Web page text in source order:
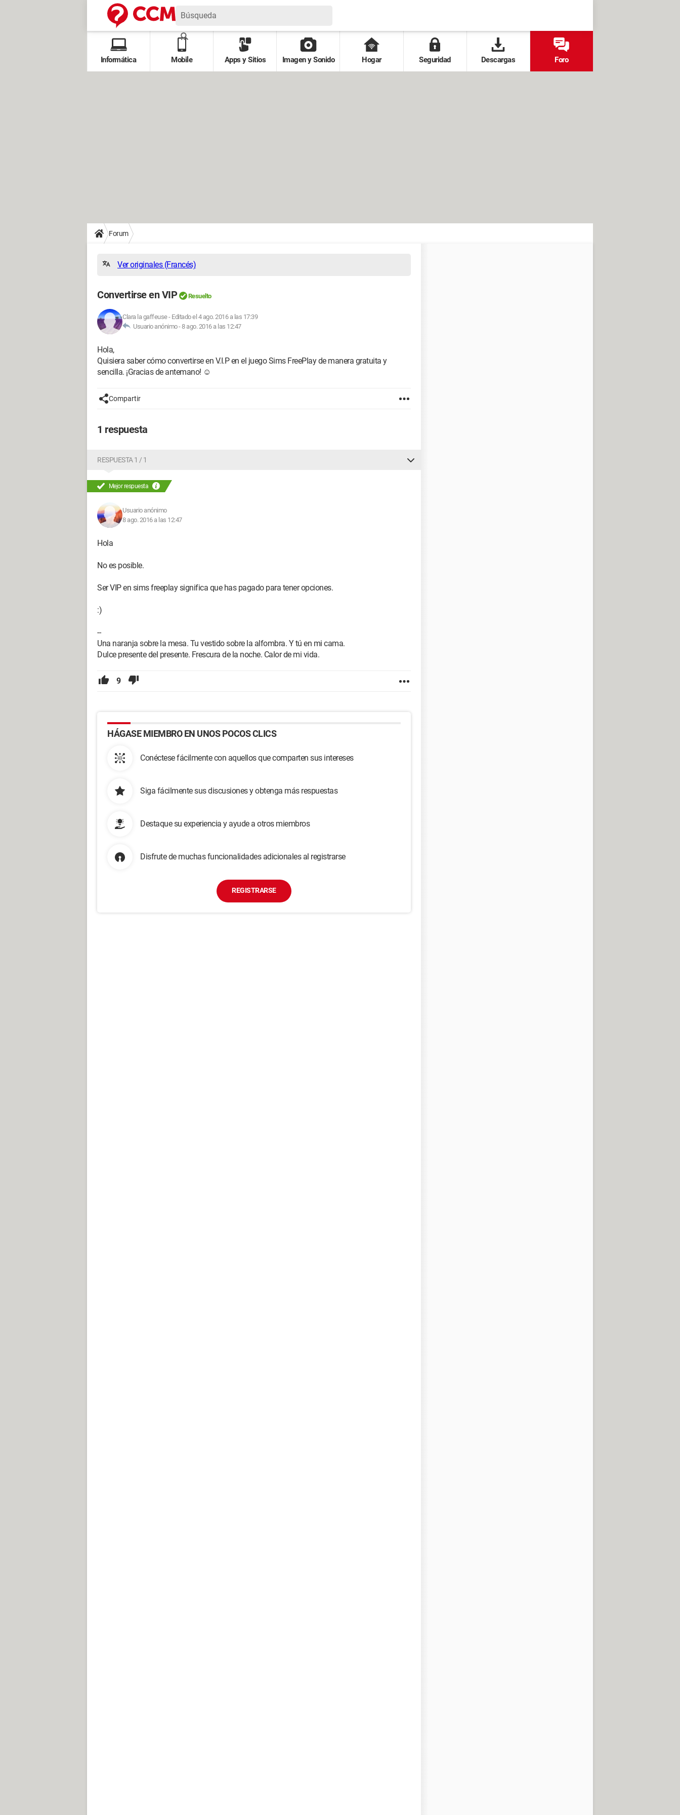
Informática Mobile Apps y Sitios Imagen y Sonido Hogar Seguridad Descargas Foro
Forum
Ver originales (Francés)
Convertirse en VIP Resuelto
Clara la gaffeuse- Editado el 4 ago. 2016 a las 17:39
Usuario anónimo -8 ago. 2016 a las 12:47
Hola,
Quisiera saber cómo convertirse en V.I.P en el juego Sims FreePlay de manera gratuita y
sencilla. ¡Gracias de antemano! ☺
Compartir
1 respuesta
RESPUESTA 1 / 1
Mejor respuesta
Usuario anónimo
8 ago. 2016 a las 12:47
Hola
No es posible.
Ser VIP en sims freeplay significa que has pagado para tener opciones.
:)
--
Una naranja sobre la mesa. Tu vestido sobre la alfombra. Y tú en mi cama.
Dulce presente del presente. Frescura de la noche. Calor de mi vida.
9
HÁGASE MIEMBRO EN UNOS POCOS CLICS
Conéctese fácilmente con aquellos que comparten sus intereses
Siga fácilmente sus discusiones y obtenga más respuestas
Destaque su experiencia y ayude a otros miembros
Disfrute de muchas funcionalidades adicionales al registrarse
REGISTRARSE